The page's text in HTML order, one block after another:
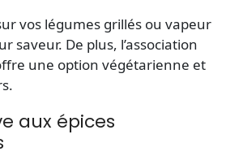
vos légumes grillés ou vapeur
saveur. De plus, l’association
une option végétarienne et
aux épices